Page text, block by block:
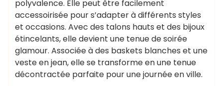
polyvalence. Elle peut être facilement
accessoirisée pour s’adapter à différents styles
et occasions. Avec des talons hauts et des bijoux
étincelants, elle devient une tenue de soirée
glamour. Associée à des baskets blanches et une
veste en jean, elle se transforme en une tenue
décontractée parfaite pour une journée en ville.